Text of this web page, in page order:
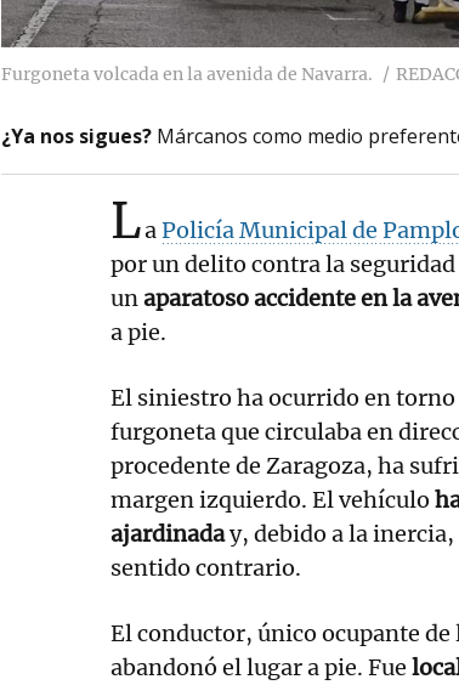
Furgoneta volcada en la avenida de Navarra.
¿Ya nos sigues? Márcanos como medio
LaPolicía Municipal de
por un delito contra la
unaparatoso accidente en la
a pie.
El siniestro ha ocurrido en torno
furgoneta que circulaba en
procedente de Zaragoza, ha
margen izquierdo. El vehículo
ajardinaday, debido a la
sentido contrario.
El conductor, único ocupante
abandonó el lugar a pie. Fue